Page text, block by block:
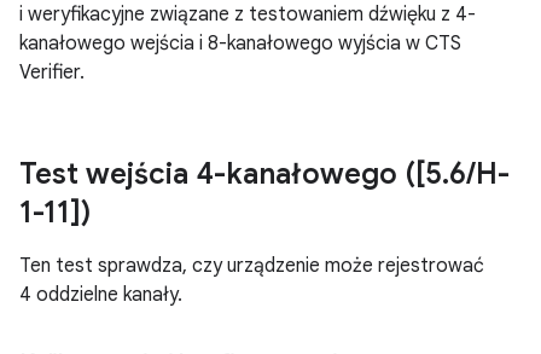
i weryfikacyjne związane z testowaniem dźwięku z 4-
kanałowego wejścia i 8-kanałowego wyjścia w CTS
Verifier.
Test wejścia 4-kanałowego ([5.6/H-
1-11])
Ten test sprawdza, czy urządzenie może rejestrować
4 oddzielne kanały.